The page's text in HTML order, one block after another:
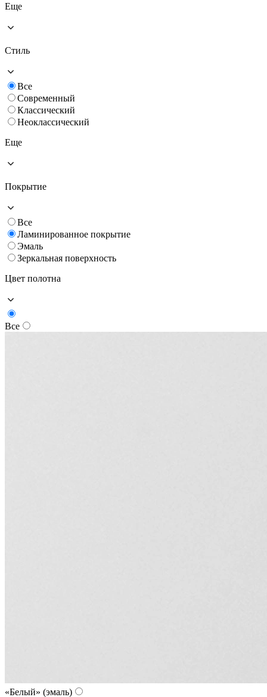
Еще
Стиль
Все
Современный
Классический
Неоклассический
Еще
Покрытие
Все
Ламинированное покрытие
Эмаль
Зеркальная поверхность
Цвет полотна
Все
«Белый» (эмаль)